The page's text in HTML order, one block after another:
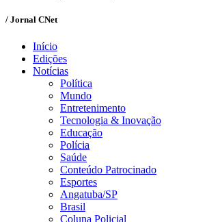
/ Jornal CNet
Início
Edições
Notícias
Política
Mundo
Entretenimento
Tecnologia & Inovação
Educação
Polícia
Saúde
Conteúdo Patrocinado
Esportes
Angatuba/SP
Brasil
Coluna Policial